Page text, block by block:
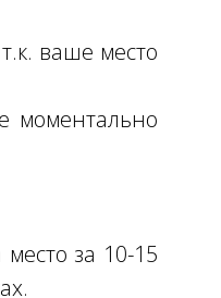
ваше место
моментально
за 10-15